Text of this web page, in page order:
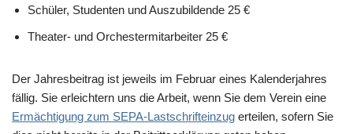
Schüler, Studenten und Auszubildende 25 €
Theater- und Orchestermitarbeiter 25 €
Der Jahresbeitrag ist jeweils im Februar eines Kalenderjahres
fällig. Sie erleichtern uns die Arbeit, wenn Sie dem Verein eine
Ermächtigung zum SEPA-Lastschrifteinzug erteilen, sofern Sie